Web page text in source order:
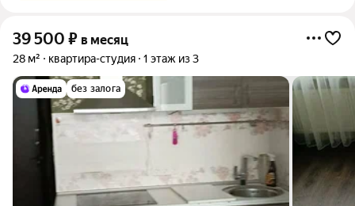
39 500 ₽ в месяц
28 м² квартира-студия 1 этаж из 3
без залога